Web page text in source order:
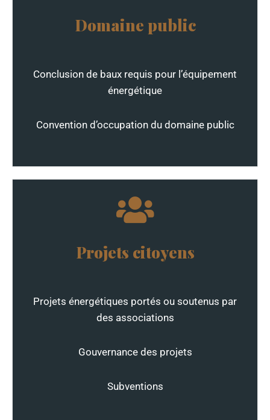
Domaine public
Conclusion de baux requis pour l’équipement
énergétique
Convention d’occupation du domaine public
Projets citoyens
Projets énergétiques portés ou soutenus par
des associations
Gouvernance des projets
Subventions